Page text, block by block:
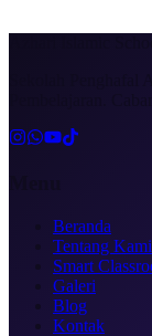
Sekolah
Pembelajaran.
Beranda
Tentang Kami
Smart
Galeri
Blog
Kontak